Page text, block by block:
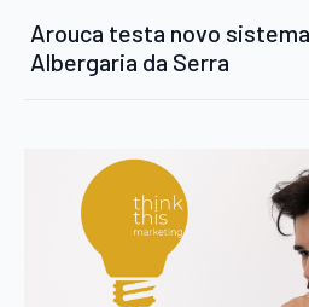
Arouca testa novo
Albergaria da Serra